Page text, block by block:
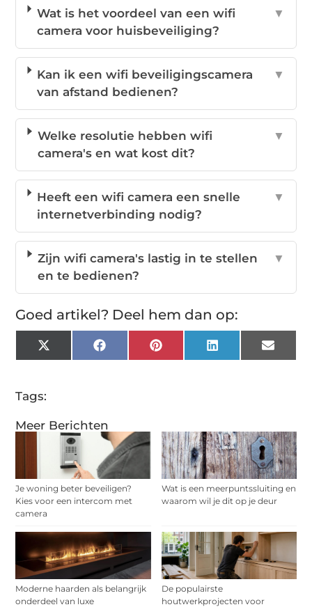
Meer Berichten
Je woning beter beveiligen?
Kies voor een intercom met
camera
Wat is een meerpuntssluiting en
waarom wil je dit op je deur
Moderne haarden als belangrijk
onderdeel van luxe
De populairste
houtwerkprojecten voor
Wat is het voordeel van een wifi
camera voor huisbeveiliging?
▼
Kan ik een wifi beveiligingscamera
van afstand bedienen?
▼
Welke resolutie hebben wifi
camera's en wat kost dit?
▼
Heeft een wifi camera een snelle
internetverbinding nodig?
▼
Zijn wifi camera's lastig in te stellen
en te bedienen?
▼
Goed artikel? Deel hem dan op:
X
(Twitter)
FacebookPinterestLinkedInEmail
Tags: